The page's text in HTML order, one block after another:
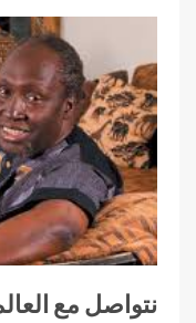
نتواصل مع